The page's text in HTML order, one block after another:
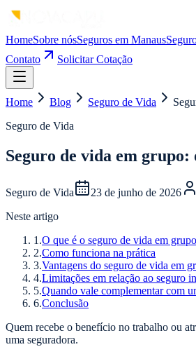
HomeSobre nósSeguros em Manaus
Contato
Solicitar Cotação
Home Blog Seguro de Vida
Seguro de Vida
Seguro de vida em grupo:
Seguro de Vida 23 de junho de 2026
Neste artigo
1 .O que é o seguro de vida em grupo
2.Como funciona na prática
3.Vantagens do seguro de vida em
4.Limitações em relação ao seguro
5.Quando vale complementar com
6.Conclusão
Quem recebe o benefício no trabalho ou
uma seguradora.